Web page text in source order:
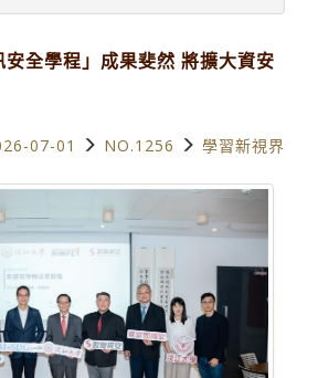
全學程」成果斐然 將擴大資安
07-01 NO.1256 學習新視界